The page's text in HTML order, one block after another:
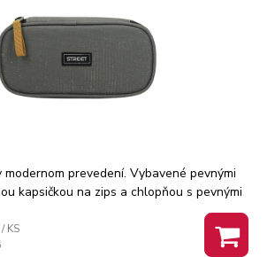
prevedení. Vybavené pevnými
kapsičkou na zips a chlopňou s pevnými
stranách. Pod chlopňou je miesto pre
potrieb či iných drobností. Vhodné
stupni a starších študentov. Puzdro je
KS